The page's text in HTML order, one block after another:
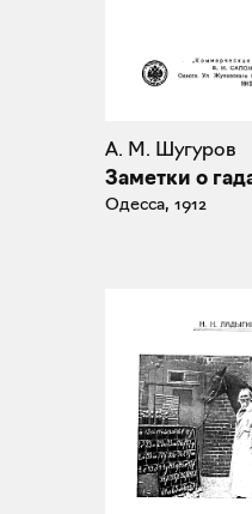
А. М. Шугуров
Заметки о
Одесса, 1912